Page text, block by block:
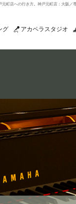
元町店への行き方。神戸元町店：大阪／
グ アカペラスタジオ